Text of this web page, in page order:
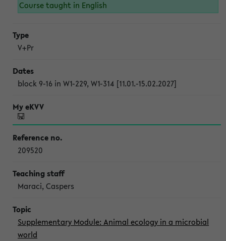
Course taught in English
V+Pr
block 9-16 in W1-229, W1-314 [11.01.-15.02.2027]
209520
Maraci, Caspers
Supplementary Module: Animal ecology in a microbial
world